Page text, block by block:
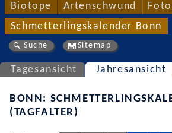
Biotope Artenschwund
Schmetterlingskalender Bonn
Suche Sitemap
Tagesansicht Jahresansicht
BONN:
(TAGFALTER)